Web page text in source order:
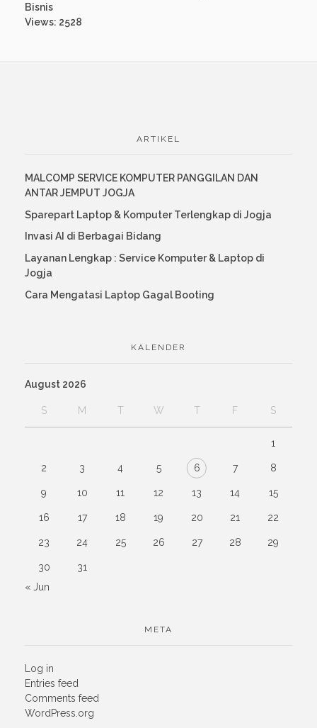
Bisnis
Views: 2528
ARTIKEL
MALCOMP SERVICE KOMPUTER PANGGILAN DAN
ANTAR JEMPUT JOGJA
Sparepart Laptop & Komputer Terlengkap di Jogja
Invasi AI di Berbagai Bidang
Layanan Lengkap : Service Komputer & Laptop di
Jogja
Cara Mengatasi Laptop Gagal Booting
KALENDER
August 2026
S M T W T F S
1
2 3 4 5 6 7 8
9 10 11 12 13 14 15
16 17 18 19 20 21 22
23 24 25 26 27 28 29
30
31
« Jun
META
Log in
Entries feed
Comments feed
WordPress.org